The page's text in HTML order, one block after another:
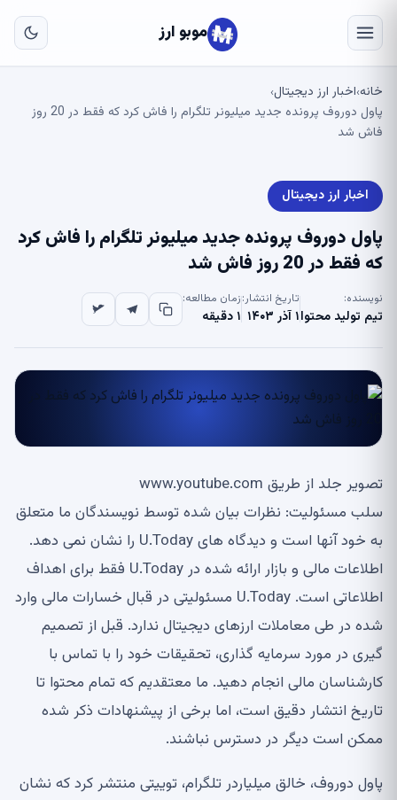
موبو ارز
خانه›اخبار ارز دیجیتال›
پاول دوروف پرونده جدید میلیونر تلگرام را فاش کرد که فقط در 20 روز
فاش شد
اخبار ارز دیجیتال
پاول دوروف پرونده جدید میلیونر تلگرام را فاش کرد
که فقط در 20 روز فاش شد
نویسنده:
تیم تولید محتوا
تاریخ انتشار:
۱ آذر ۱۴۰۳
زمان مطالعه:
۱ دقیقه
تصویر جلد از طریق www.youtube.com
سلب مسئولیت: نظرات بیان شده توسط نویسندگان ما متعلق
به خود آنها است و دیدگاه های U.Today را نشان نمی دهد.
اطلاعات مالی و بازار ارائه شده در U.Today فقط برای اهداف
اطلاعاتی است. U.Today مسئولیتی در قبال خسارات مالی وارد
شده در طی معاملات ارزهای دیجیتال ندارد. قبل از تصمیم
گیری در مورد سرمایه گذاری، تحقیقات خود را با تماس با
کارشناسان مالی انجام دهید. ما معتقدیم که تمام محتوا تا
تاریخ انتشار دقیق است، اما برخی از پیشنهادات ذکر شده
ممکن است دیگر در دسترس نباشند.
پاول دوروف، خالق میلیاردر تلگرام، توییتی منتشر کرد که نشان